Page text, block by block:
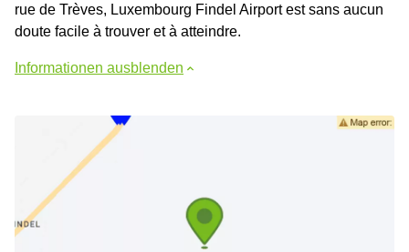
rue de Trèves, Luxembourg Findel Airport est sans aucun
doute facile à trouver et à atteindre.
Informationen ausblenden